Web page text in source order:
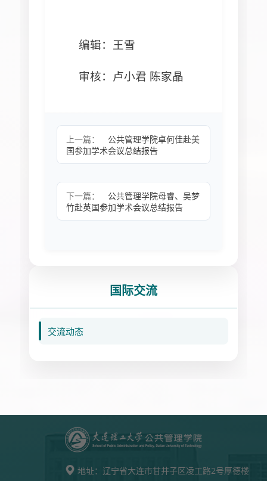
国际交流
交流动态
编辑：王雪
审核：卢小君 陈家晶
上一篇：
公共管理学院卓何佳赴美
国参加学术会议总结报告
下一篇：
公共管理学院母睿、吴梦
竹赴英国参加学术会议总结报告
地址： 辽宁省大连市甘井子区凌工路2号厚德楼